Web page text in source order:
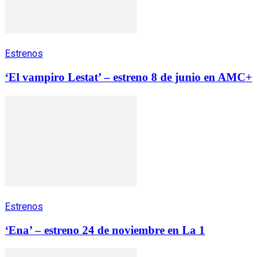
Estrenos
‘El vampiro Lestat’ – estreno 8 de junio en AMC+
Estrenos
‘Ena’ – estreno 24 de noviembre en La 1